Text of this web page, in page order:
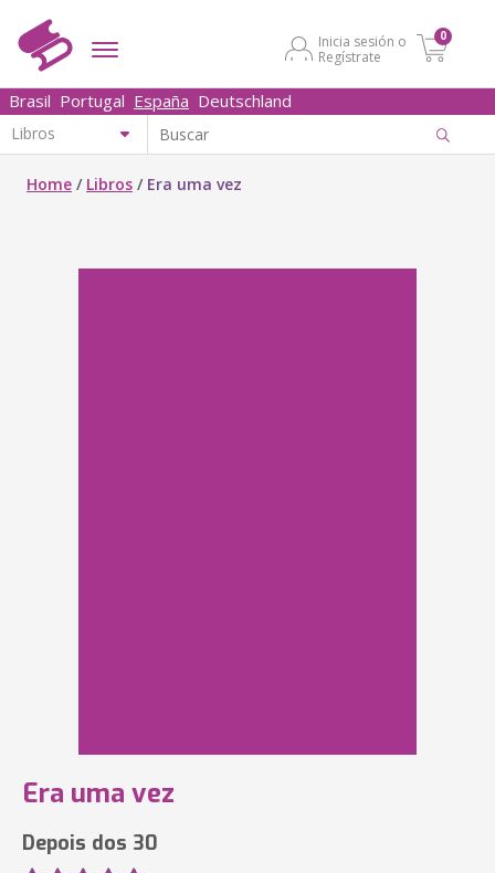
Inicia sesión o
Regístrate
0
Brasil Portugal España Deutschland
Home / Libros / Era uma vez
Era uma vez
Depois dos 30